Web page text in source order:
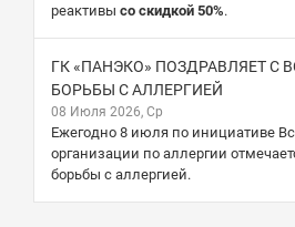
реактивы со скидкой 50%.
ГК «ПАНЭКО» ПОЗДРАВЛЯЕТ
БОРЬБЫ С АЛЛЕРГИЕЙ
08 Июля 2026, Ср
Ежегодно 8 июля по инициативе
организации по аллергии
борьбы с аллергией.